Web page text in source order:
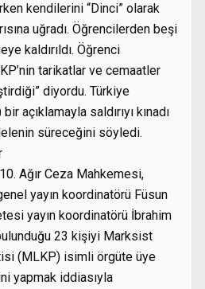
kendilerini “Dinci” olarak
uğradı. Öğrencilerden beşi
kaldırıldı. Öğrenci
tarikatlar ve cemaatler
diyordu. Türkiye
açıklamayla saldırıyı kınadı
süreceğini söyledi.
Ağır Ceza Mahkemesi,
yayın koordinatörü Füsun
yayın koordinatörü İbrahim
23 kişiyi Marksist
(MLKP) isimli örgüte üye
yapmak iddiasıyla